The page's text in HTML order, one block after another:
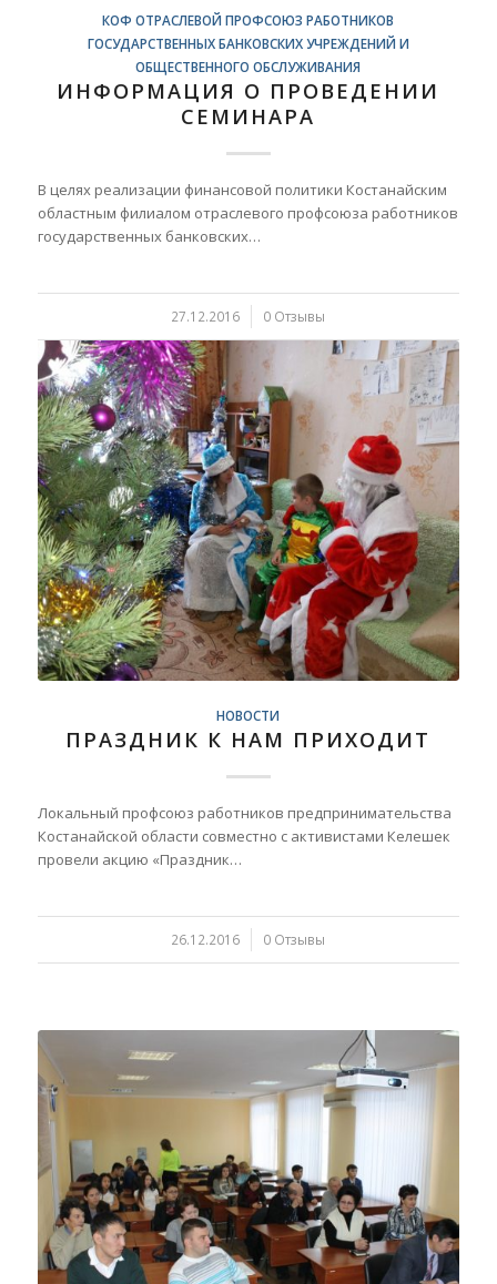
КОФ ОТРАСЛЕВОЙ ПРОФСОЮЗ РАБОТНИКОВ
ГОСУДАРСТВЕННЫХ БАНКОВСКИХ УЧРЕЖДЕНИЙ И
ОБЩЕСТВЕННОГО ОБСЛУЖИВАНИЯ
ИНФОРМАЦИЯ О ПРОВЕДЕНИИ
СЕМИНАРА
В целях реализации финансовой политики Костанайским
областным филиалом отраслевого профсоюза работников
государственных банковских…
27.12.2016
/ 0 Отзывы
НОВОСТИ
ПРАЗДНИК К НАМ ПРИХОДИТ
Локальный профсоюз работников предпринимательства
Костанайской области совместно с активистами Келешек
провели акцию «Праздник…
26.12.2016
/ 0 Отзывы